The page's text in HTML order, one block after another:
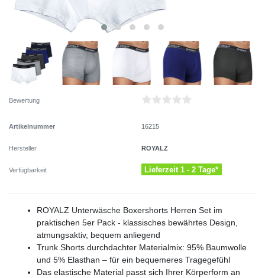
Bewertung
Artikelnummer 16215
Hersteller ROYALZ
Verfügbarkeit Lieferzeit 1 - 2 Tage*
ROYALZ Unterwäsche Boxershorts Herren Set im
praktischen 5er Pack - klassisches bewährtes Design,
atmungsaktiv, bequem anliegend
Trunk Shorts durchdachter Materialmix: 95% Baumwolle
und 5% Elasthan – für ein bequemeres Tragegefühl
Das elastische Material passt sich Ihrer Körperform an